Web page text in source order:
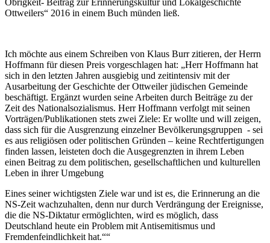
Obrigkeit- Beitrag zur Erinnerungskultur und Lokalgeschichte
Ottweilers“ 2016 in einem Buch münden ließ.
Ich möchte aus einem Schreiben von Klaus Burr zitieren, der Herrn
Hoffmann für diesen Preis vorgeschlagen hat: „Herr Hoffmann hat
sich in den letzten Jahren ausgiebig und zeitintensiv mit der
Ausarbeitung der Geschichte der Ottweiler jüdischen Gemeinde
beschäftigt. Ergänzt wurden seine Arbeiten durch Beiträge zu der
Zeit des Nationalsozialismus. Herr Hoffmann verfolgt mit seinen
Vorträgen/Publikationen stets zwei Ziele: Er wollte und will zeigen,
dass sich für die Ausgrenzung einzelner Bevölkerungsgruppen - sei
es aus religiösen oder politischen Gründen – keine Rechtfertigungen
finden lassen, leisteten doch die Ausgegrenzten in ihrem Leben
einen Beitrag zu dem politischen, gesellschaftlichen und kulturellen
Leben in ihrer Umgebung
Eines seiner wichtigsten Ziele war und ist es, die Erinnerung an die
NS-Zeit wachzuhalten, denn nur durch Verdrängung der Ereignisse,
die die NS-Diktatur ermöglichten, wird es möglich, dass
Deutschland heute ein Problem mit Antisemitismus und
Fremdenfeindlichkeit hat.““